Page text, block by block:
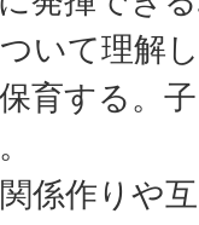
いて理解
育する。
係作りや